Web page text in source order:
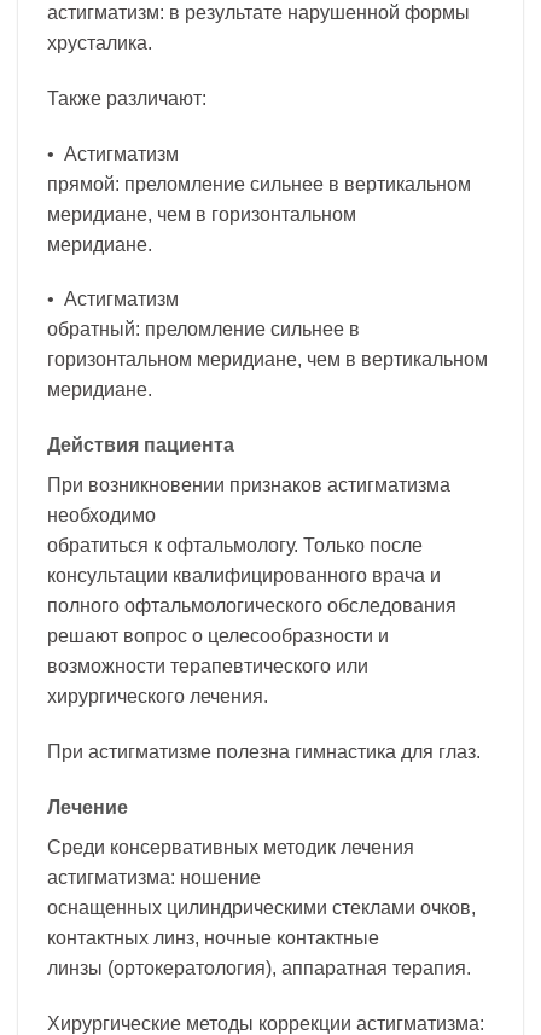
астигматизм: в результате нарушенной формы
хрусталика.
Также различают:
• Астигматизм
прямой: преломление сильнее в вертикальном
меридиане, чем в горизонтальном
меридиане.
• Астигматизм
обратный: преломление сильнее в
горизонтальном меридиане, чем в вертикальном
меридиане.
Действия пациента
При возникновении признаков астигматизма
необходимо
обратиться к офтальмологу. Только после
консультации квалифицированного врача и
полного офтальмологического обследования
решают вопрос о целесообразности и
возможности терапевтического или
хирургического лечения.
При астигматизме полезна гимнастика для глаз.
Лечение
Среди консервативных методик лечения
астигматизма: ношение
оснащенных цилиндрическими стеклами очков,
контактных линз, ночные контактные
линзы (ортокератология), аппаратная терапия.
Хирургические методы коррекции астигматизма: